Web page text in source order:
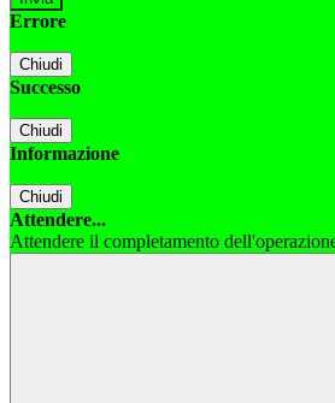
Errore
Chiudi
Successo
Chiudi
Informazione
Chiudi
Attendere...
Attendere il completamento